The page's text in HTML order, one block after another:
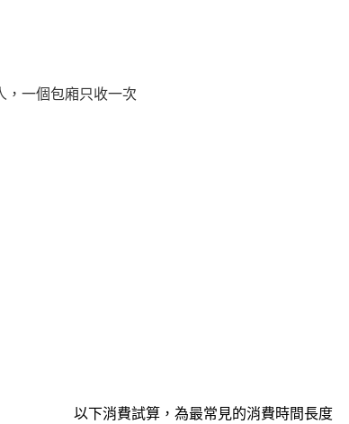
，一個包廂只收一次
以下消費試算，為最常見的消費時間長度